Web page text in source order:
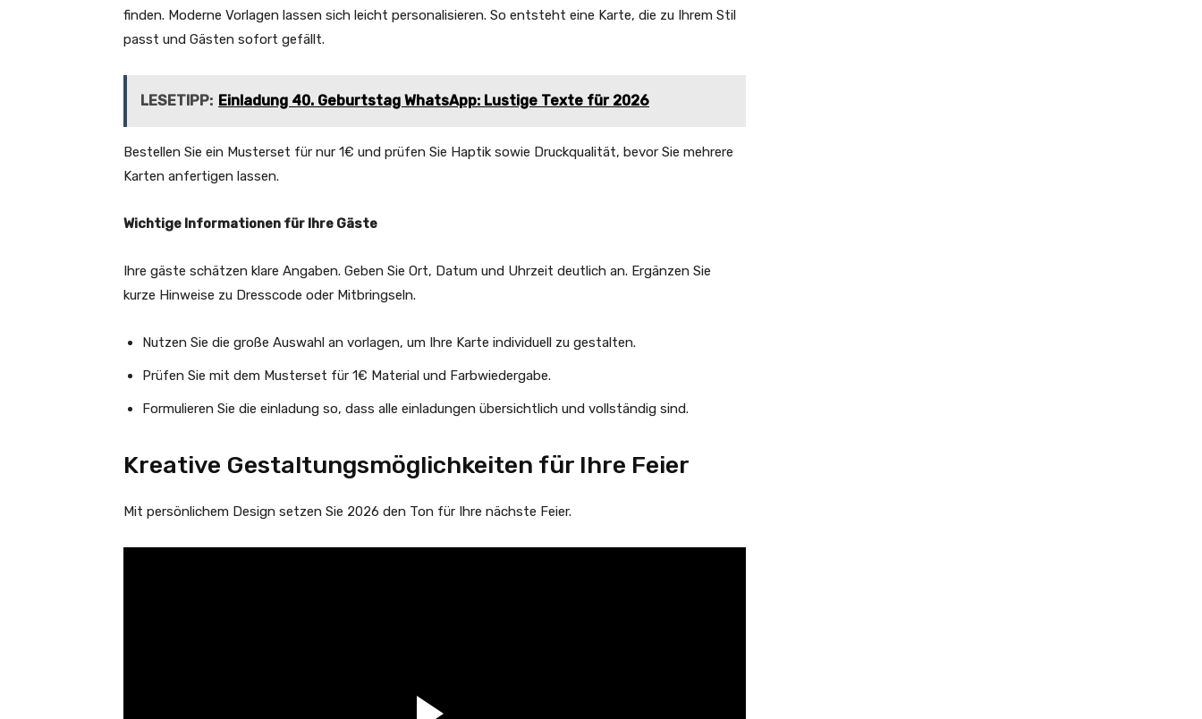
finden. Moderne Vorlagen lassen sich leicht personalisieren. So entsteht eine Karte, die zu Ihrem Stil
passt und Gästen sofort gefällt.
LESETIPP: Einladung 40. Geburtstag WhatsApp: Lustige Texte für 2026
Bestellen Sie ein Musterset für nur 1€ und prüfen Sie Haptik sowie Druckqualität, bevor Sie mehrere
Karten anfertigen lassen.
Wichtige Informationen für Ihre Gäste
Ihre gäste schätzen klare Angaben. Geben Sie Ort, Datum und Uhrzeit deutlich an. Ergänzen Sie
kurze Hinweise zu Dresscode oder Mitbringseln.
Nutzen Sie die große Auswahl an vorlagen, um Ihre Karte individuell zu gestalten.
Prüfen Sie mit dem Musterset für 1€ Material und Farbwiedergabe.
Formulieren Sie die einladung so, dass alle einladungen übersichtlich und vollständig sind.
Kreative Gestaltungsmöglichkeiten für Ihre Feier
Mit persönlichem Design setzen Sie 2026 den Ton für Ihre nächste Feier.